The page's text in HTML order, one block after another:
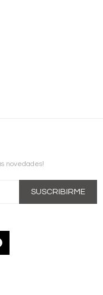
novedades!
SUSCRIBIRME